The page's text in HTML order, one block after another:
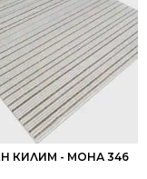
КИЛИМ - МОНА 346